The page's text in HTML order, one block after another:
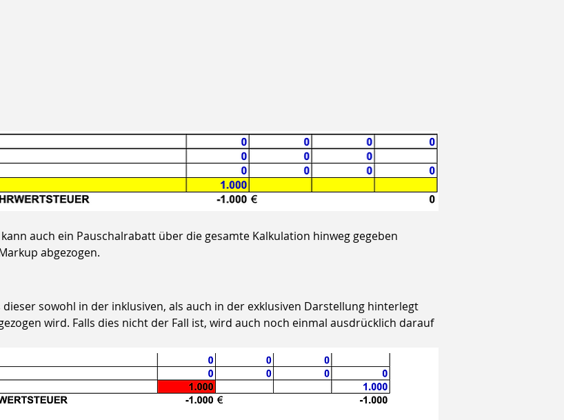
auch ein Pauschalrabatt über die gesamte Kalkulation hinweg gegeben
abgezogen.
sowohl in der inklusiven, als auch in der exklusiven Darstellung hinterlegt
wird. Falls dies nicht der Fall ist, wird auch noch einmal ausdrücklich darauf